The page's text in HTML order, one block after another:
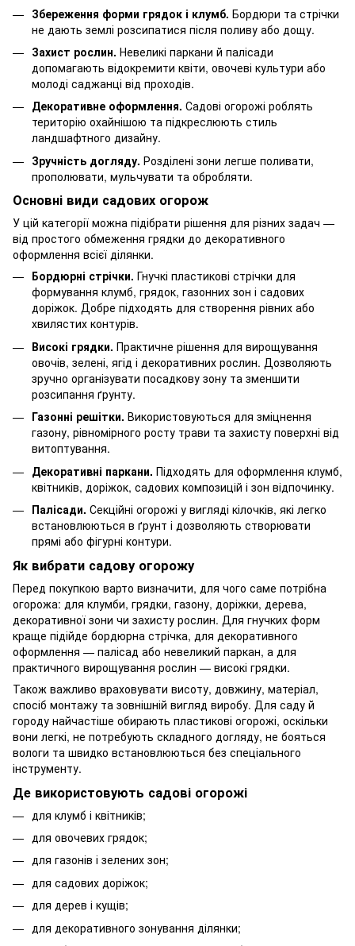
Збереження форми грядок і клумб. Бордюри та стрічки
не дають землі розсипатися після поливу або дощу.
Захист рослин. Невеликі паркани й палісади
допомагають відокремити квіти, овочеві культури або
молоді саджанці від проходів.
Декоративне оформлення. Садові огорожі роблять
територію охайнішою та підкреслюють стиль
ландшафтного дизайну.
Зручність догляду. Розділені зони легше поливати,
прополювати, мульчувати та обробляти.
Основні види садових огорож
У цій категорії можна підібрати рішення для різних задач —
від простого обмеження грядки до декоративного
оформлення всієї ділянки.
Бордюрні стрічки. Гнучкі пластикові стрічки для
формування клумб, грядок, газонних зон і садових
доріжок. Добре підходять для створення рівних або
хвилястих контурів.
Високі грядки. Практичне рішення для вирощування
овочів, зелені, ягід і декоративних рослин. Дозволяють
зручно організувати посадкову зону та зменшити
розсипання ґрунту.
Газонні решітки. Використовуються для зміцнення
газону, рівномірного росту трави та захисту поверхні від
витоптування.
Декоративні паркани. Підходять для оформлення клумб,
квітників, доріжок, садових композицій і зон відпочинку.
Палісади. Секційні огорожі у вигляді кілочків, які легко
встановлюються в ґрунт і дозволяють створювати
прямі або фігурні контури.
Як вибрати садову огорожу
Перед покупкою варто визначити, для чого саме потрібна
огорожа: для клумби, грядки, газону, доріжки, дерева,
декоративної зони чи захисту рослин. Для гнучких форм
краще підійде бордюрна стрічка, для декоративного
оформлення — палісад або невеликий паркан, а для
практичного вирощування рослин — високі грядки.
Також важливо враховувати висоту, довжину, матеріал,
спосіб монтажу та зовнішній вигляд виробу. Для саду й
городу найчастіше обирають пластикові огорожі, оскільки
вони легкі, не потребують складного догляду, не бояться
вологи та швидко встановлюються без спеціального
інструменту.
Де використовують садові огорожі
для клумб і квітників;
для овочевих грядок;
для газонів і зелених зон;
для садових доріжок;
для дерев і кущів;
для декоративного зонування ділянки;